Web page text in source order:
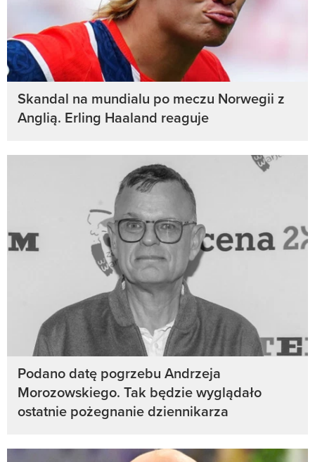
Skandal na mundialu po meczu Norwegii z
Anglią. Erling Haaland reaguje
Podano datę pogrzebu Andrzeja
Morozowskiego. Tak będzie wyglądało
ostatnie pożegnanie dziennikarza